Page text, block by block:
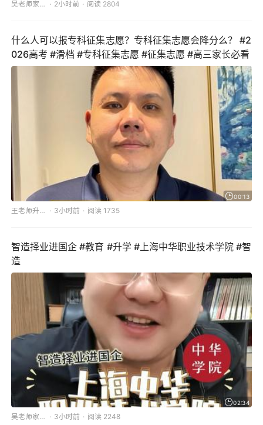
吴老师家长圈 2小时前 阅读 2804
什么人可以报专科征集志愿？专科征集志愿会降分么？ #2
026高考 #滑档 #专科征集志愿 #征集志愿 #高三家长必看
00:13
王老师升学规划 3小时前 阅读 1735
智造择业进国企 #教育 #升学 #上海中华职业技术学院 #智
造
02:34
吴老师家长圈 3小时前 阅读 2248